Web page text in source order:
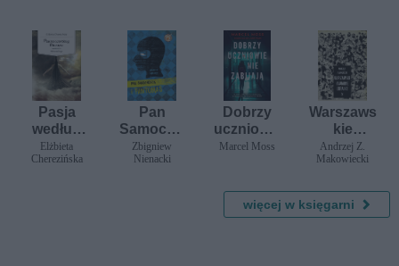
Tworzywo
Pasja
według
Einara
Elżbieta
Cherezińska
Pan
Samocho
dzik i
Fantomas
Zbigniew
Nienacki
Dobrzy
uczniowie
nie
Marcel Moss
Warszaws
kie
kawiarnie
literackie
Andrzej Z.
Makowiecki
więcej w księgarni